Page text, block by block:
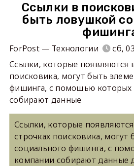
Ссылки в
быть ловушкой
ForPost — Технологии
сб,
Ссылки, которые появляются
поисковика, могут быть
фишинга, с помощью которых
собирают данные
Ссылки, которые
строчках поисковика, могут
социального фишинга, с
компании собирают данные